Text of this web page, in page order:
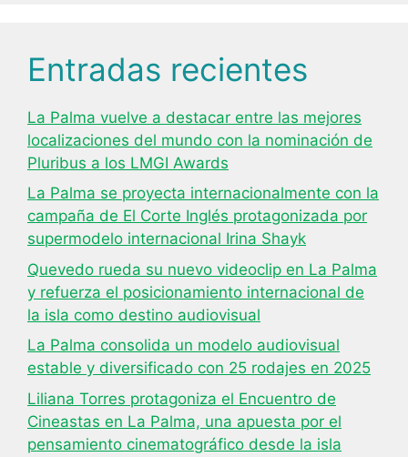
Entradas recientes
La Palma vuelve a destacar entre las mejores
localizaciones del mundo con la nominación de
Pluribus a los LMGI Awards
La Palma se proyecta internacionalmente con la
campaña de El Corte Inglés protagonizada por
supermodelo internacional Irina Shayk
Quevedo rueda su nuevo videoclip en La Palma
y refuerza el posicionamiento internacional de
la isla como destino audiovisual
La Palma consolida un modelo audiovisual
estable y diversificado con 25 rodajes en 2025
Liliana Torres protagoniza el Encuentro de
Cineastas en La Palma, una apuesta por el
pensamiento cinematográfico desde la isla